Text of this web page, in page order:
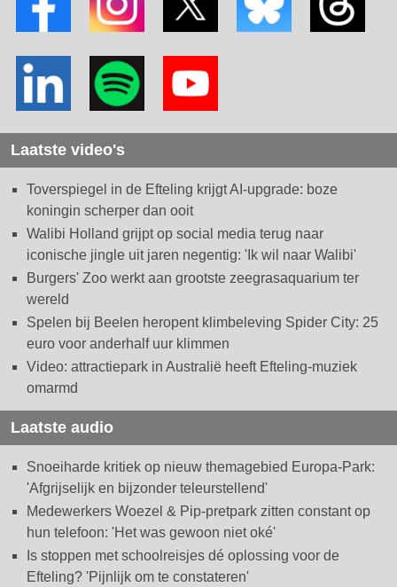
Laatste video's
Toverspiegel in de Efteling krijgt AI-upgrade: boze
koningin scherper dan ooit
Walibi Holland grijpt op social media terug naar
iconische jingle uit jaren negentig: 'Ik wil naar Walibi'
Burgers' Zoo werkt aan grootste zeegrasaquarium ter
wereld
Spelen bij Beelen heropent klimbeleving Spider City: 25
euro voor anderhalf uur klimmen
Video: attractiepark in Australië heeft Efteling-muziek
omarmd
Laatste audio
Snoeiharde kritiek op nieuw themagebied Europa-Park:
'Afgrijselijk en bijzonder teleurstellend'
Medewerkers Woezel & Pip-pretpark zitten constant op
hun telefoon: 'Het was gewoon niet oké'
Is stoppen met schoolreisjes dé oplossing voor de
Efteling? 'Pijnlijk om te constateren'